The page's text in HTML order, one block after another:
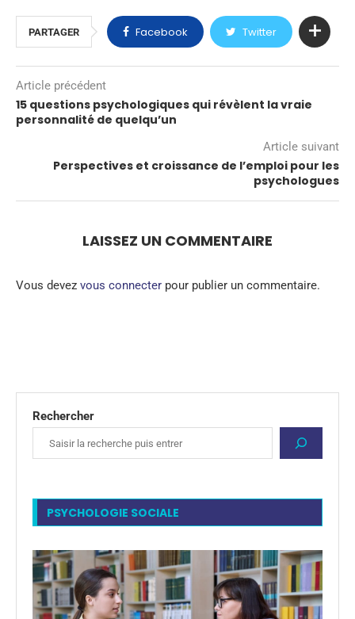
PARTAGER Facebook Twitter
Article précédent
15 questions psychologiques qui révèlent la vraie
personnalité de quelqu’un
Article suivant
Perspectives et croissance de l’emploi pour les
psychologues
LAISSEZ UN COMMENTAIRE
Vous devez vous connecter pour publier un commentaire.
Rechercher
PSYCHOLOGIE SOCIALE